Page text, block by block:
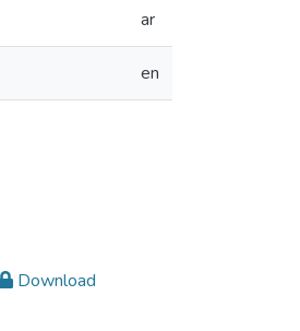
ar
en
Download